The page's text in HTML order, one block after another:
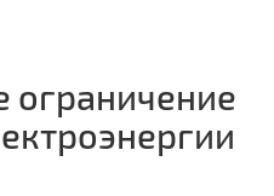
ограничение